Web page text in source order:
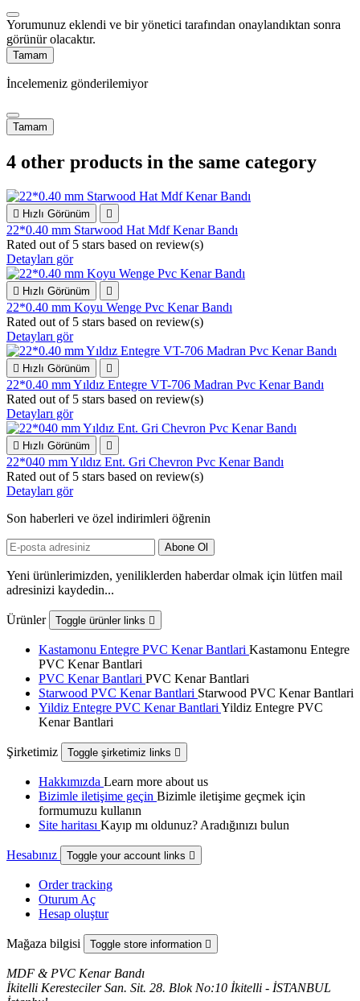
Yorumunuz eklendi ve bir yönetici tarafından onaylandıktan sonra
görünür olacaktır.
Tamam
İncelemeniz gönderilemiyor
Tamam
4 other products in the same category
 Hızlı Görünüm 
22*0.40 mm Starwood Hat Mdf Kenar Bandı
Rated out of 5 stars based on review(s)
Detayları gör
 Hızlı Görünüm 
22*0.40 mm Koyu Wenge Pvc Kenar Bandı
Rated out of 5 stars based on review(s)
Detayları gör
 Hızlı Görünüm 
22*0.40 mm Yıldız Entegre VT-706 Madran Pvc Kenar Bandı
Rated out of 5 stars based on review(s)
Detayları gör
 Hızlı Görünüm 
22*040 mm Yıldız Ent. Gri Chevron Pvc Kenar Bandı
Rated out of 5 stars based on review(s)
Detayları gör
Son haberleri ve özel indirimleri öğrenin
Yeni ürünlerimizden, yeniliklerden haberdar olmak için lütfen mail
adresinizi kaydedin...
Ürünler Toggle ürünler links 
Kastamonu Entegre PVC Kenar Bantlari Kastamonu Entegre
PVC Kenar Bantlari
PVC Kenar Bantlari PVC Kenar Bantlari
Starwood PVC Kenar Bantlari Starwood PVC Kenar Bantlari
Yildiz Entegre PVC Kenar Bantlari Yildiz Entegre PVC
Kenar Bantlari
Şirketimiz Toggle şirketimiz links 
Hakkımızda Learn more about us
Bizimle iletişime geçin Bizimle iletişime geçmek için
formumuzu kullanın
Site haritası Kayıp mı oldunuz? Aradığınızı bulun
Hesabınız Toggle your account links 
Order tracking
Oturum Aç
Hesap oluştur
Mağaza bilgisi Toggle store information 
MDF & PVC Kenar Bandı
İkitelli Keresteciler San. Sit. 28. Blok No:10 İkitelli - İSTANBUL